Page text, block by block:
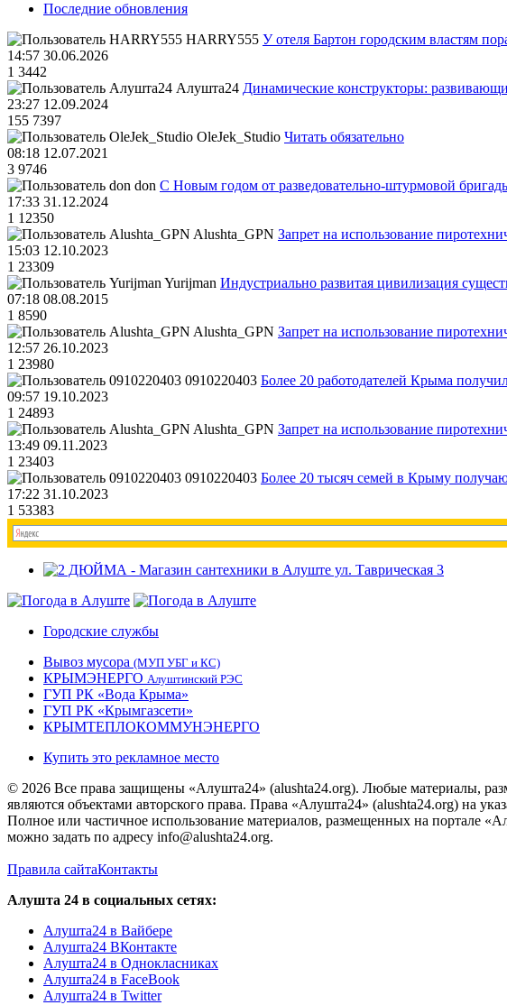
Последние обновления
HARRY555 У отеля Бартон городским властям
14:57 30.06.2026
1 3442
Алушта24 Динамические конструкторы:
23:27 12.09.2024
155 7397
OleJek_Studio Читать обязательно
08:18 12.07.2021
3 9746
don С Новым годом от разведовательно-штурмовой
17:33 31.12.2024
1 12350
Alushta_GPN Запрет на использование
15:03 12.10.2023
1 23309
Yurijman Индустриально развитая цивилизация
07:18 08.08.2015
1 8590
Alushta_GPN Запрет на использование
12:57 26.10.2023
1 23980
0910220403 Более 20 работодателей Крыма
09:57 19.10.2023
1 24893
Alushta_GPN Запрет на использование
13:49 09.11.2023
1 23403
0910220403 Более 20 тысяч семей в Крыму
17:22 31.10.2023
1 53383
Городские службы
Вывоз мусора (МУП УБГ и КС)
КРЫМЭНЕРГО Алуштинский РЭС
ГУП РК «Вода Крыма»
ГУП РК «Крымгазсети»
КРЫМТЕПЛОКОММУНЭНЕРГО
Купить это рекламное место
© 2026 Все права защищены «Алушта24» (alushta24.org). Любые материалы,
являются объектами авторского права. Права «Алушта24» (alushta24.org) на
Полное или частичное использование материалов, размещенных на портале
можно задать по адресу info@alushta24.org.
Правила сайтаКонтакты
Алушта 24 в социальных сетях:
Алушта24 в Вайбере
Алушта24 ВКонтакте
Алушта24 в Однокласниках
Алушта24 в FaceBook
Алушта24 в Twitter